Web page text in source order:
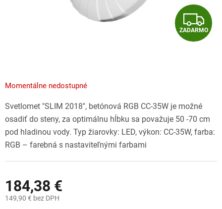
Z
A
M
ZADARMO
184,38 €
149,90 € bez DPH
Momentálne nedostupné
Svetlomet "SLIM 2018", betónová RGB CC-35W je možné
osadiť do steny, za optimálnu hĺbku sa považuje 50 -70 cm
pod hladinou vody. Typ žiarovky: LED, výkon: CC-35W, farba:
RGB – farebná s nastaviteľnými farbami